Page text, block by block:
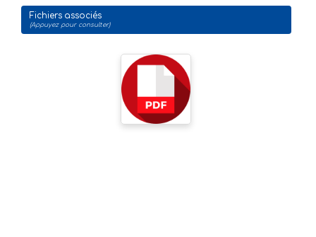
Fichiers associés
(Appuyez pour consulter)